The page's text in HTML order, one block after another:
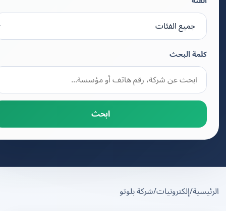
كلمة البحث
ابحث
/إلكترونيات/شركة بلوتو